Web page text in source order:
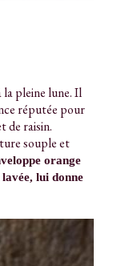
la pleine lune. Il
réputée pour
de raisin.
souple et
orange
lui donne